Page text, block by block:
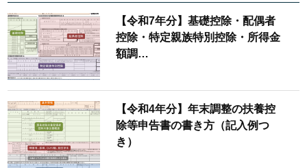
【令和7年分】基礎控除・配偶者
控除・特定親族特別控除・所得金
額調…
【令和4年分】年末調整の扶養控
除等申告書の書き方（記入例つ
き）